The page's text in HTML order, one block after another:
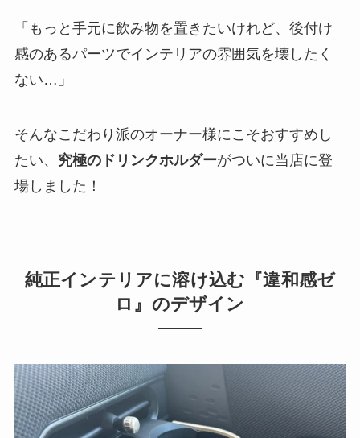
「もっと手元に飲み物を置きたいけれど、後付け
感のあるパーツでインテリアの雰囲気を壊したく
ない…」
そんなこだわり派のオーナー様にこそおすすめし
たい、 究極のドリンクホルダーがついに当店に登
場しました！
純正インテリアに溶け込む『違和感ゼ
ロ』のデザイン